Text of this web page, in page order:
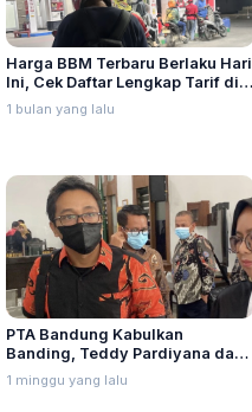
Harga BBM Terbaru Berlaku Hari
Ini, Cek Daftar Lengkap Tarif di
Seluruh Indonesia
1 bulan yang lalu
PTA Bandung Kabulkan
Banding, Teddy Pardiyana dan
Bintang Ditetapkan Ahli Waris
Lina Jubaedah
1 minggu yang lalu